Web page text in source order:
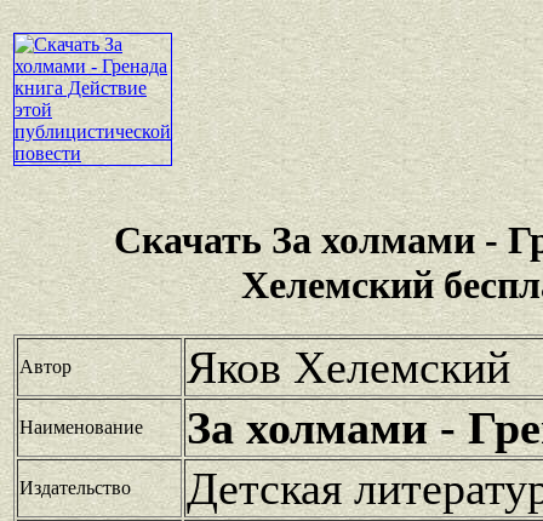
Скачать За холмами -
Хелемский
Автор Яков Хелемский
Наименование За холмами -
Издательство Детская